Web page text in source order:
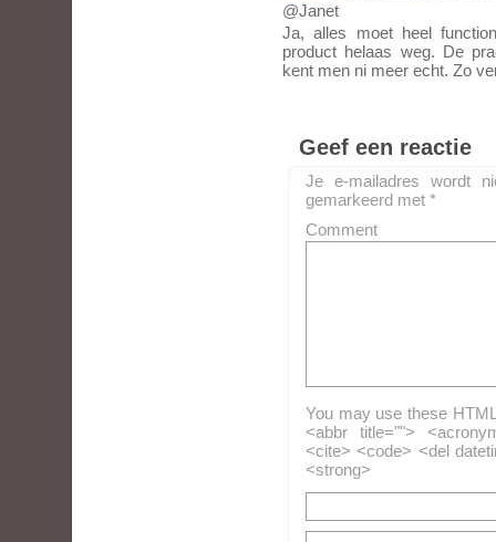
@Janet
Ja, alles moet heel
product helaas weg. De
kent men ni meer echt. Zo
Geef een reactie
Je e-mailadres wordt
gemarkeerd met *
Comment
You may use these
<abbr title="">
<cite> <code> <del
<strong>